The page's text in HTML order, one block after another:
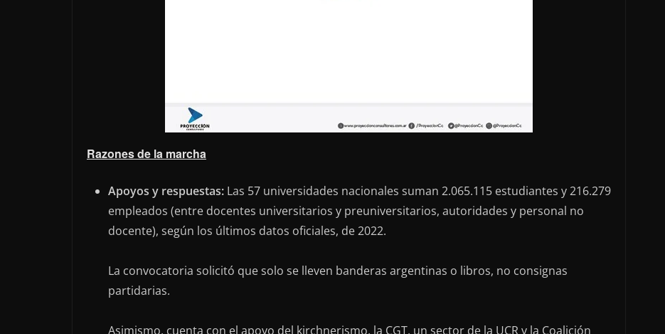
Razones de la marcha
Apoyos y respuestas: Las 57 universidades nacionales suman 2.065.115 estudiantes y 216.279
empleados (entre docentes universitarios y preuniversitarios, autoridades y personal no
docente), según los últimos datos oficiales, de 2022.
La convocatoria solicitó que solo se lleven banderas argentinas o libros, no consignas
partidarias.
Asimismo, cuenta con el apoyo del kirchnerismo, la CGT, un sector de la UCR y la Coalición